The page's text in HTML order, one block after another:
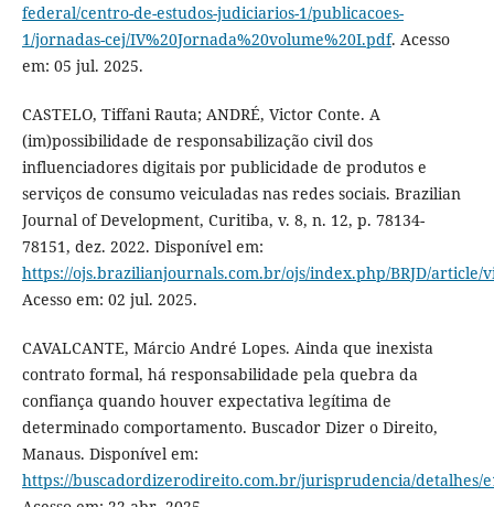
federal/centro-de-estudos-judiciarios-1/publicacoes-
1/jornadas-cej/IV%20Jornada%20volume%20I.pdf. Acesso
em: 05 jul. 2025.
CASTELO, Tiffani Rauta; ANDRÉ, Victor Conte. A
(im)possibilidade de responsabilização civil dos
influenciadores digitais por publicidade de produtos e
serviços de consumo veiculadas nas redes sociais. Brazilian
Journal of Development, Curitiba, v. 8, n. 12, p. 78134-
78151, dez. 2022. Disponível em:
https://ojs.brazilianjournals.com.br/ojs/index.php/BRJD/article/
Acesso em: 02 jul. 2025.
CAVALCANTE, Márcio André Lopes. Ainda que inexista
contrato formal, há responsabilidade pela quebra da
confiança quando houver expectativa legítima de
determinado comportamento. Buscador Dizer o Direito,
Manaus. Disponível em:
https://buscadordizerodireito.com.br/jurisprudencia/detalhes/